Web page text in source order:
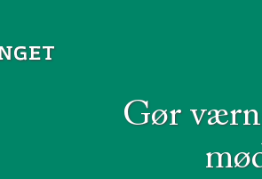
Gør